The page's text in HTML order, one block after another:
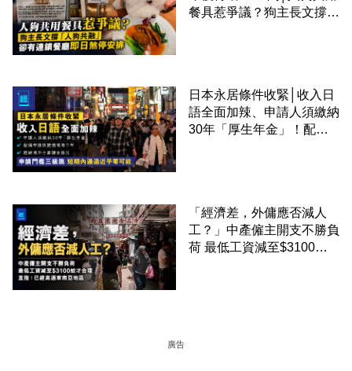
餐具惹爭議？狗主長文撐
日本永居條件收緊│收入日
語全面加辣、申請人須繳納
30年「厚生年金」！配偶
「經濟差，外傭應否減人
工？」中產僱主開支不勝負
荷 最低工資減至$3100蚊
廣告